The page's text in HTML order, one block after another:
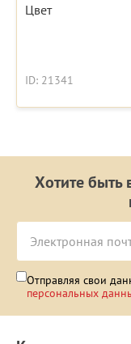
Цвет
ID: 21341
Хотите быть
Отправляя свои
персональных